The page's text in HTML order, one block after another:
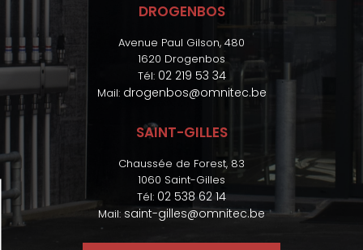
DROGENBOS
Avenue Paul Gilson, 480
1620 Drogenbos
Tél: 02 219 53 34
Mail: drogenbos@omnitec.be
SAINT-GILLES
Chaussée de Forest, 83
1060 Saint-Gilles
Tél: 02 538 62 14
Mail: saint-gilles@omnitec.be